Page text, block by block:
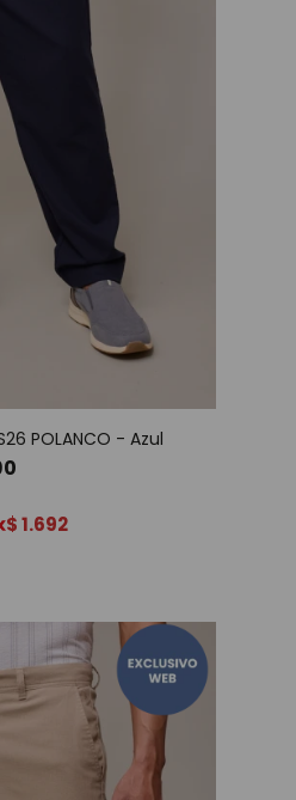
POLANCO - Azul
$1.692